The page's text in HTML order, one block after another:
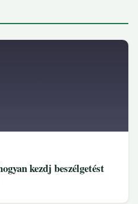
kezdj beszélgetést